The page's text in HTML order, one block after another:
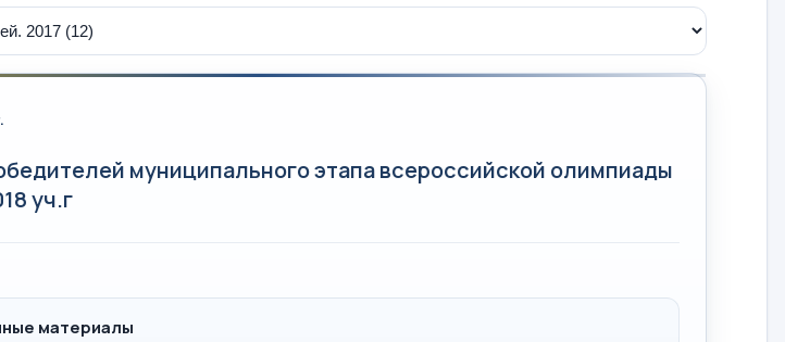
муниципального этапа всероссийской олимпиады
уч.г
материалы